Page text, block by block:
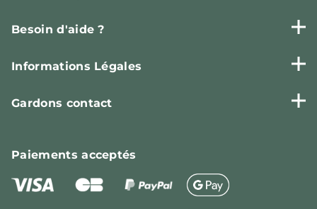
Besoin d'aide ?
Informations Légales
Gardons contact
Paiementsacceptés